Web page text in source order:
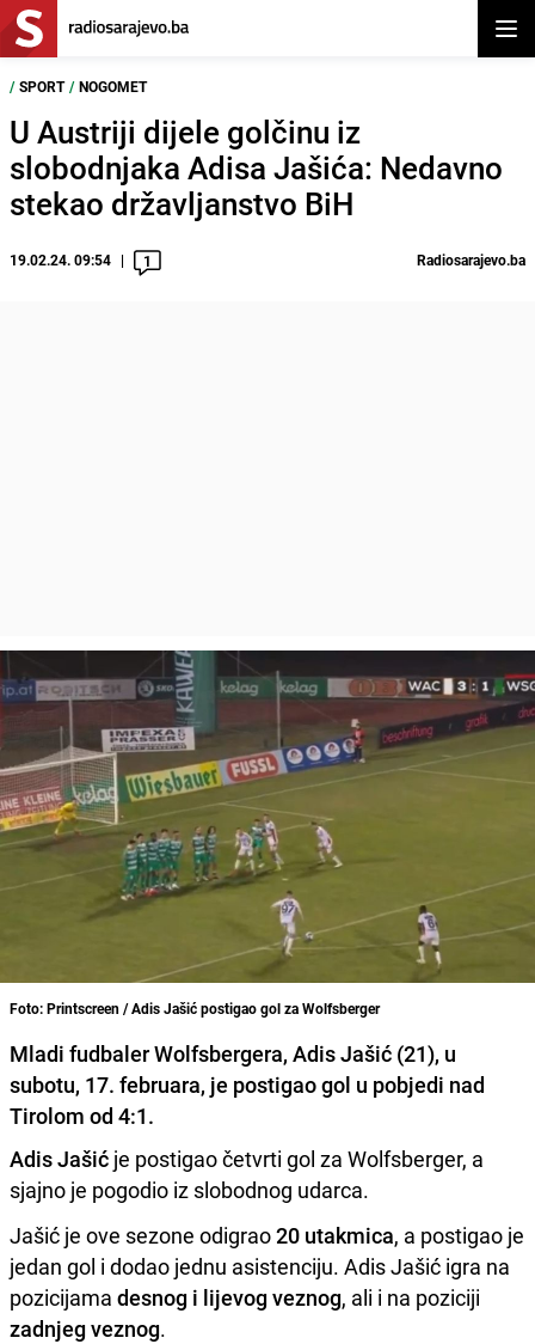
/ SPORT / NOGOMET
U Austriji dijele golčinu iz
slobodnjaka Adisa Jašića: Nedavno
stekao državljanstvo BiH
19.02.24. 09:54 1 Radiosarajevo.ba
Foto: Printscreen / Adis Jašić postigao gol za Wolfsberger
Mladi fudbaler Wolfsbergera, Adis Jašić (21), u
subotu, 17. februara, je postigao gol u pobjedi nad
Tirolom od 4:1.
Adis Jašić je postigao četvrti gol za Wolfsberger, a
sjajno je pogodio iz slobodnog udarca.
Jašić je ove sezone odigrao20 utakmica, a postigao je
jedan gol i dodao jednu asistenciju. Adis Jašić igra na
pozicijama desnog i lijevog veznog, ali i na poziciji
zadnjeg veznog.